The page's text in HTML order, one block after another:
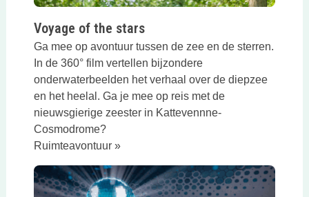
Voyage of the stars
Ga mee op avontuur tussen de zee en de sterren.
In de 360° film vertellen bijzondere
onderwaterbeelden het verhaal over de diepzee
en het heelal. Ga je mee op reis met de
nieuwsgierige zeester in Kattevennne-
Cosmodrome?
Ruimteavontuur »